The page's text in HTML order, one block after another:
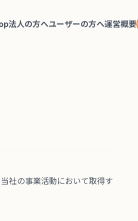
法人の方へユーザーの方へ運営概要
社の事業活動において取得す